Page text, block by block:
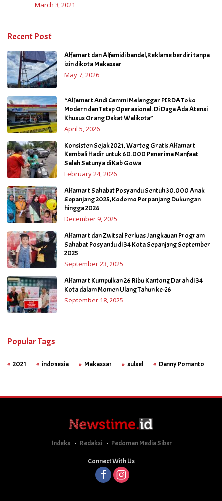
March 8, 2021
Recent Post
Alfamart dan Alfamidi bandel,Reklame berdiri tanpa
izin dikota Makassar
May 7, 2026
“Alfamart Andi Cammi Melanggar PERDA Toko
Modern dan Tetap Operasional. Di Duga Ada Atensi
Khusus Orang Dekat Walikota”
April 5, 2026
Konsisten Sejak 2021, Warteg Gratis Alfamart
Kembali Hadir untuk 60.000 Penerima Manfaat
Salah Satunya di Kab Gowa
February 24, 2026
Alfamart Sahabat Posyandu Sentuh 30.000 Anak
Sepanjang 2025, Kodomo Perpanjang Dukungan
hingga 2026
December 9, 2025
Alfamart dan Zwitsal Perluas Jangkauan Program
Sahabat Posyandu di 34 Kota Sepanjang September
2025
September 23, 2025
Alfamart Kumpulkan 26 Ribu Kantong Darah di 34
Kota dalam Momen Ulang Tahun ke-26
September 18, 2025
Popular Tags
2021 indonesia Makassar sulsel Danny Pomanto
Indeks Redaksi Pedoman Media Siber
Connect With Us